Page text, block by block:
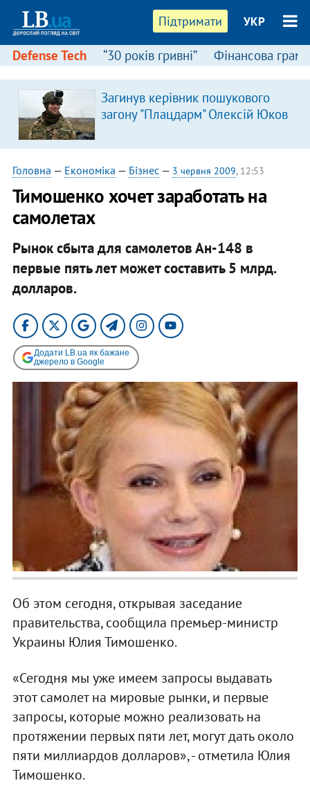
Підтримати УКР
Defense Tech “30 років гривні” Фінансова
Загинув керівник пошукового
загону "Плацдарм" Олексій Юков
Головна — Економіка — Бізнес— 3 червня 2009, 12:53
Тимошенко хочет заработать на
самолетах
Рынок сбыта для самолетов Ан-148 в
первые пять лет может составить 5 млрд.
долларов.
Додати LB.ua як бажане
джерело в Google
Об этом сегодня, открывая заседание
правительства, сообщила премьер-министр
Украины Юлия Тимошенко.
«Сегодня мы уже имеем запросы выдавать
этот самолет на мировые рынки, и первые
запросы, которые можно реализовать на
протяжении первых пяти лет, могут дать около
пяти миллиардов долларов», - отметила Юлия
Тимошенко.